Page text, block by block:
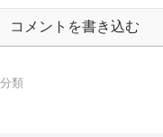
コメントを書き込む
類